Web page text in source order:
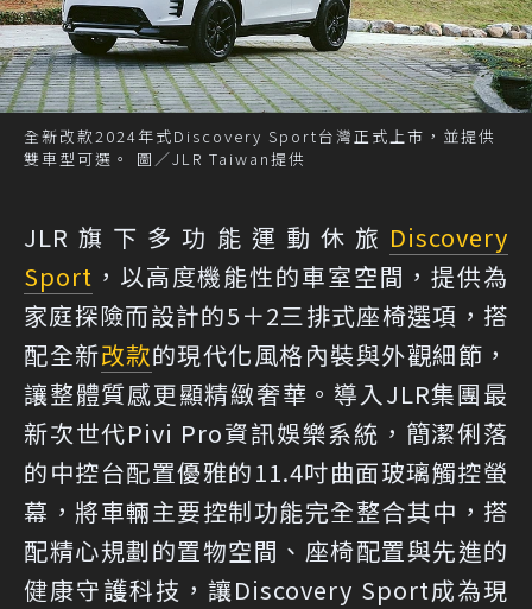
全新改款2024年式Discovery Sport台灣正式上市，並提供
雙車型可選。 圖／JLR Taiwan提供
JLR旗下多功能運動休旅 Discovery
Sport ，以高度機能性的車室空間，提供為
家庭探險而設計的5＋2三排式座椅選項，搭
配全新改款的現代化風格內裝與外觀細節，
讓整體質感更顯精緻奢華。導入JLR集團最
新次世代Pivi Pro資訊娛樂系統，簡潔俐落
的中控台配置優雅的11.4吋曲面玻璃觸控螢
幕，將車輛主要控制功能完全整合其中，搭
配精心規劃的置物空間、座椅配置與先進的
健康守護科技，讓Discovery Sport成為現